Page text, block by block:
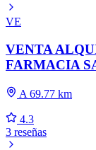
VE
VENTA
FARMACIA
A 69.77 km
4.3
3 reseñas